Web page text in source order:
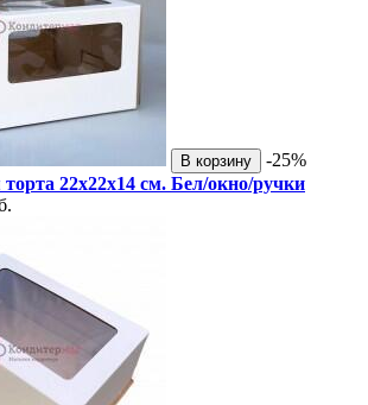
В корзину
-25%
22х22х14 см. Бел/окно/ручки